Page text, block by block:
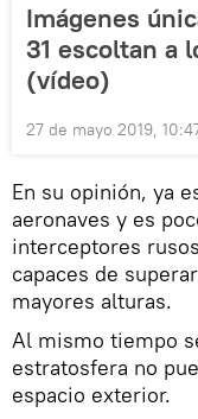
Imágenes
31 escoltan a
(vídeo)
27 de mayo 2019,
En su opinión, ya
aeronaves y es
interceptores
capaces de
mayores alturas.
Al mismo tiempo
estratosfera no
espacio exterior.